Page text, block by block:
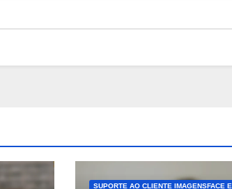
SUPORTE AO CLIENTE IMAGENSFACE E